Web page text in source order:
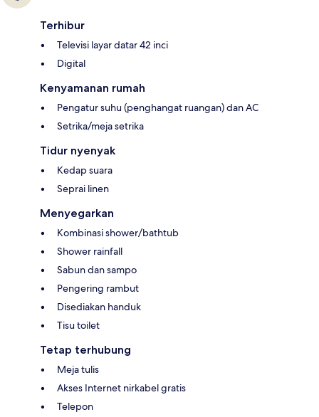
Terhibur
Televisi layar datar 42 inci
Digital
Kenyamanan rumah
Pengatur suhu (penghangat ruangan) dan AC
Setrika/meja setrika
Tidur nyenyak
Kedap suara
Seprai linen
Menyegarkan
Kombinasi shower/bathtub
Shower rainfall
Sabun dan sampo
Pengering rambut
Disediakan handuk
Tisu toilet
Tetap terhubung
Meja tulis
Akses Internet nirkabel gratis
Telepon